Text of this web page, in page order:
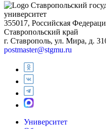
Ставропольский
университет
355017, Российская
Ставропольский край
г. Ставрополь, ул. Мира, д.
postmaster@stgmu.ru
Университет